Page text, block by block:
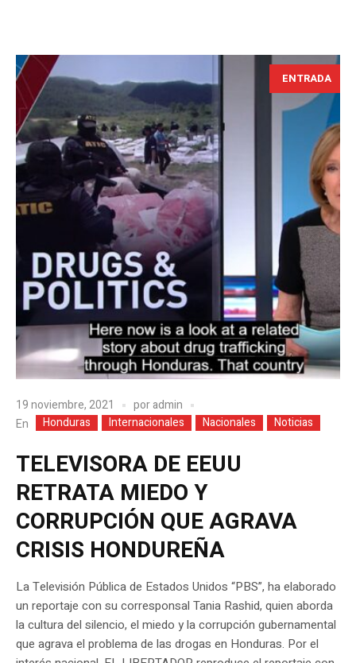
ENTRADA
19 noviembre, 2021 poradmin
En
Honduras Internacionales Nacionales Noticias
TELEVISORA DE EEUU
RETRATA MIEDO Y
CORRUPCIÓN QUE AGRAVA
CRISIS HONDUREÑA
La Televisión Pública de Estados Unidos “PBS”, ha elaborado
un reportaje con su corresponsal Tania Rashid, quien aborda
la cultura del silencio, el miedo y la corrupción gubernamental
que agrava el problema de las drogas en Honduras. Por el